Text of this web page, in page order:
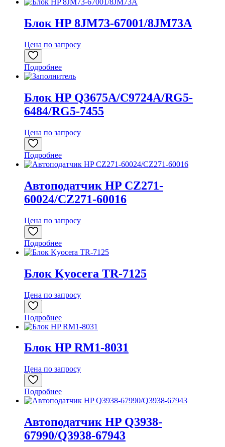
Блок HP 8JM73-67001/8JM73A
Цена по запросу
Подробнее
Блок HP Q3675A/C9724A/RG5-
6484/RG5-7455
Цена по запросу
Подробнее
Автоподатчик HP CZ271-
60024/CZ271-60016
Цена по запросу
Подробнее
Блок Kyocera TR-7125
Цена по запросу
Подробнее
Блок HP RM1-8031
Цена по запросу
Подробнее
Автоподатчик HP Q3938-
67990/Q3938-67943